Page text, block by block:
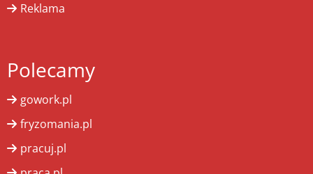
Reklama
Polecamy
gowork.pl
fryzomania.pl
pracuj.pl